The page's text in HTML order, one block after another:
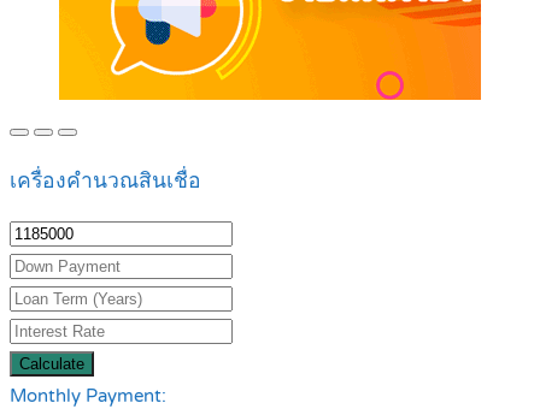
เครื่องคำนวณสินเชื่อ
Calculate
Monthly Payment: